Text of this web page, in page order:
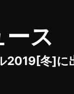
ース
冬]に